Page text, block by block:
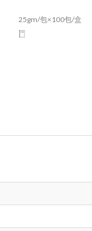
25gm/包×100包/盒